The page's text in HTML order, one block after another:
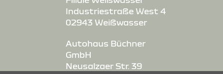
Industriestraße West 4
02943 Weißwasser
Autohaus Büchner
GmbH
Neusalzaer Str. 39